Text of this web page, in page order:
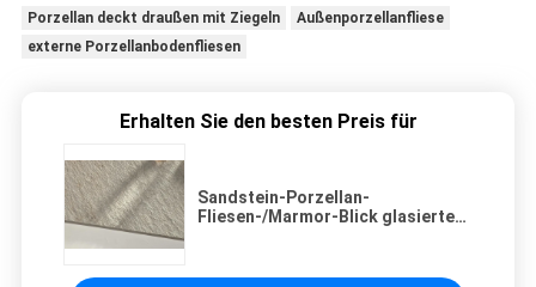
Porzellan deckt draußen mit Ziegeln
Außenporzellanfliese
externe Porzellanbodenfliesen
Erhalten Sie den besten Preis für
Sandstein-Porzellan-
Fliesen-/Marmor-Blick glasierte